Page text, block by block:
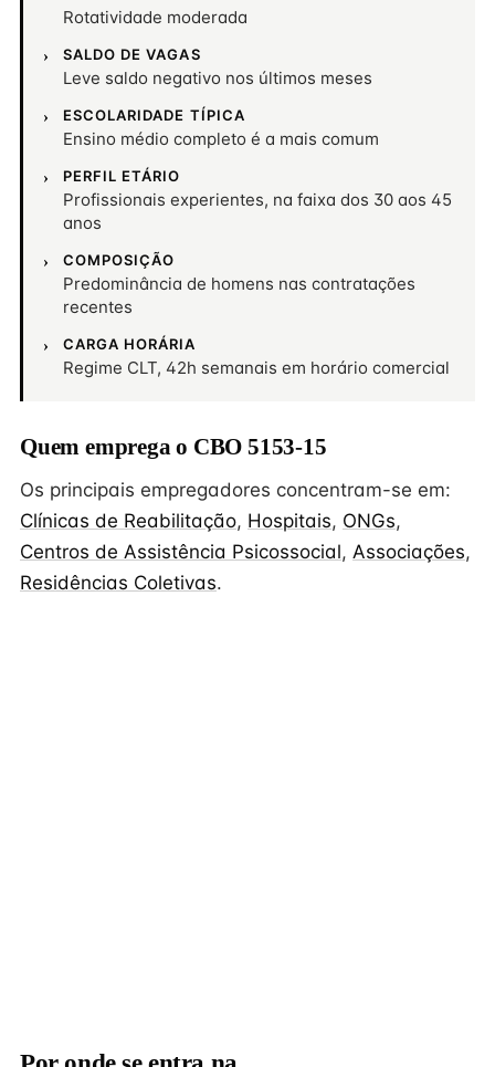
Rotatividade moderada
SALDO DE VAGAS
Leve saldo negativo nos últimos meses
ESCOLARIDADE TÍPICA
Ensino médio completo é a mais comum
PERFIL ETÁRIO
Profissionais experientes, na faixa dos 30 aos 45
anos
COMPOSIÇÃO
Predominância de homens nas contratações
recentes
CARGA HORÁRIA
Regime CLT, 42h semanais em horário comercial
Quem emprega o CBO 5153-15
Os principais empregadores concentram-se em:
Clínicas de Reabilitação, Hospitais, ONGs,
Centros de Assistência Psicossocial, Associações,
Residências Coletivas.